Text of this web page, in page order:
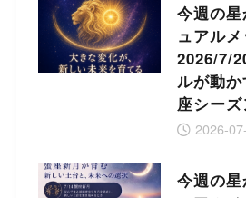
今週の
ュアル
2026/7/
ルが動
座シー
2026-
今週の